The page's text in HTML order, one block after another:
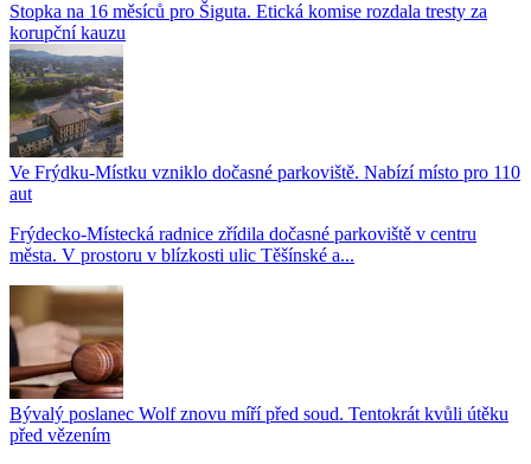
Stopka na 16 měsíců pro Šiguta. Etická komise rozdala tresty za
korupční kauzu
Ve Frýdku-Místku vzniklo dočasné parkoviště. Nabízí místo pro 110
aut
Frýdecko-Místecká radnice zřídila dočasné parkoviště v centru
města. V prostoru v blízkosti ulic Těšínské a...
Bývalý poslanec Wolf znovu míří před soud. Tentokrát kvůli útěku
před vězením